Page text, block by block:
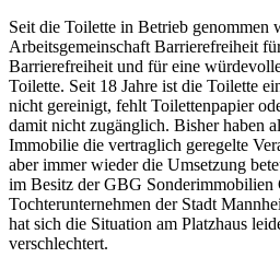
Seit die Toilette in Betrieb genommen
Arbeitsgemeinschaft Barrierefreiheit
Barrierefreiheit und für eine
Toilette. Seit 18 Jahre ist die Toilette
nicht gereinigt, fehlt Toilettenpapier
damit nicht zugänglich. Bisher haben
Immobilie die vertraglich geregelte
aber immer wieder die Umsetzung
im Besitz der GBG Sonderimmobilien
Tochterunternehmen der Stadt
hat sich die Situation am Platzhaus
verschlechtert.